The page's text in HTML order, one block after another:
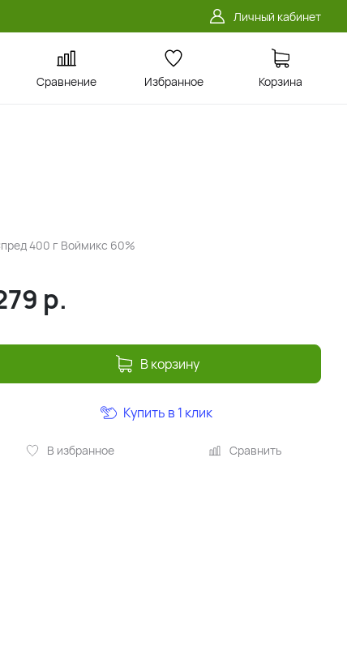
Личный кабинет
Сравнение Избранное Корзина
400 г Воймикс 60%
р.
В корзину
В избранное Сравнить
Купить в 1 клик